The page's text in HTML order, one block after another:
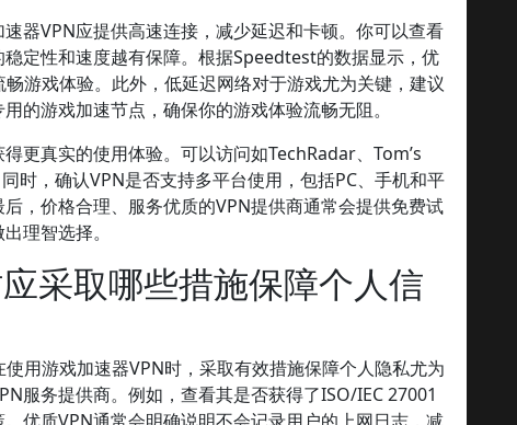
器VPN应提供高速连接，减少延迟和卡顿。你可以查看
定性和速度越有保障。根据Speedtest的数据显示，优
游戏体验。此外，低延迟网络对于游戏尤为关键，建议
的游戏加速节点，确保你的游戏体验流畅无阻。
更真实的使用体验。可以访问如TechRadar、Tom’s
时，确认VPN是否支持多平台使用，包括PC、手机和平
，价格合理、服务优质的VPN提供商通常会提供免费试
理智选择。
采取哪些措施保障个人信
使用游戏加速器VPN时，采取有效措施保障个人隐私尤为
服务提供商。例如，查看其是否获得了ISO/IEC 27001